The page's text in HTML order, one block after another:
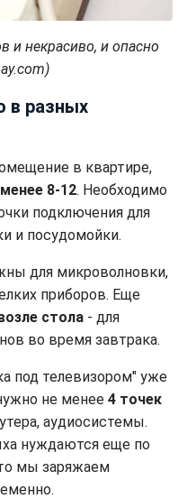
и некрасиво, и опасно
в разных
в квартире,
8-12. Необходимо
подключения для
и посудомойки.
для микроволновки,
приборов. Еще
стола - для
во время завтрака.
под телевизором" уже
не менее 4 точек
аудиосистемы.
нуждаются еще по
мы заряжаем